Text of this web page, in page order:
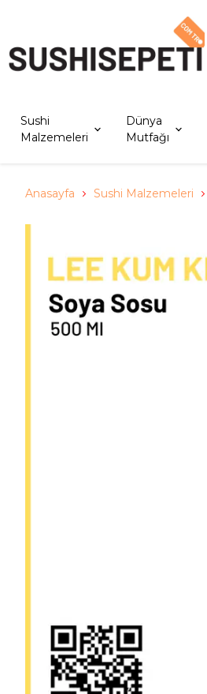
Sushi
Malzemeleri
Dünya
Mutfağı
Anasayfa Sushi Malzemeleri